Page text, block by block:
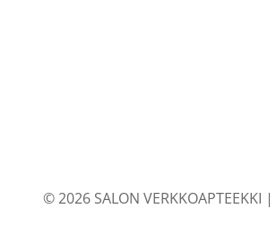
© 2026 SALON VERKKOAPTEEKKI |